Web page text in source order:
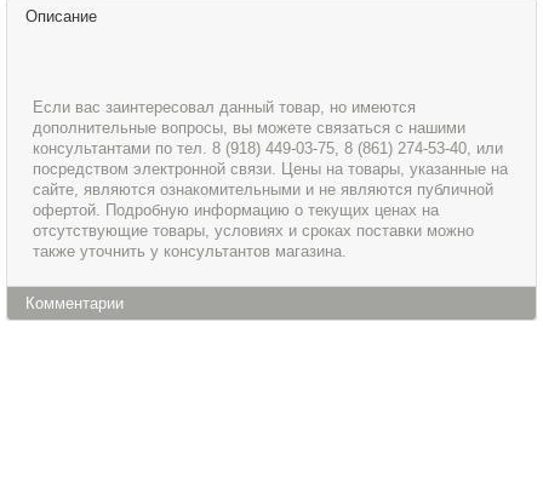
Описание
Если вас заинтересовал данный товар, но имеются
дополнительные вопросы, вы можете связаться с нашими
консультантами по тел. 8 (918) 449-03-75, 8 (861) 274-53-40, или
посредством электронной связи. Цены на товары, указанные на
сайте, являются ознакомительными и не являются публичной
офертой. Подробную информацию о текущих ценах на
отсутствующие товары, условиях и сроках поставки можно
также уточнить у консультантов магазина.
Комментарии